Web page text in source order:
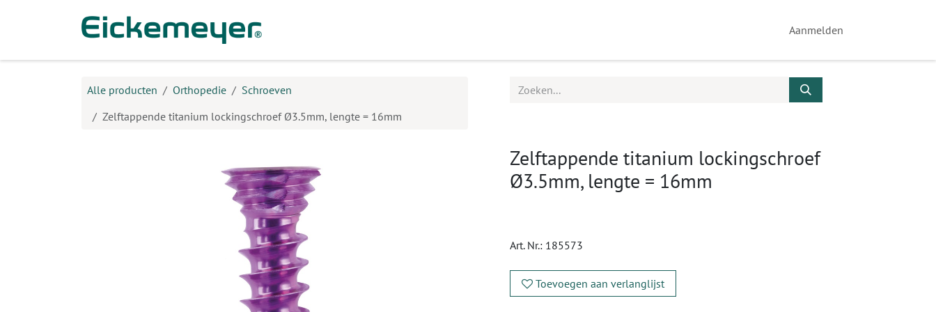
Aanmelden
Alle producten Orthopedie
Schroeven
Zelftappende titanium lockingschroef Ø3.5mm, lengte = 16mm
Zelftappende titanium lockingschroef
Ø3.5mm, lengte = 16mm
Art. Nr.: 185573
Toevoegen aan verlanglijst